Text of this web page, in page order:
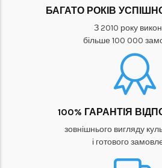
БАГАТО РОКІВ
З 2010 року
більше 100 000
100% ГАРАНТІЯ
зовнішнього вигляду
і готового